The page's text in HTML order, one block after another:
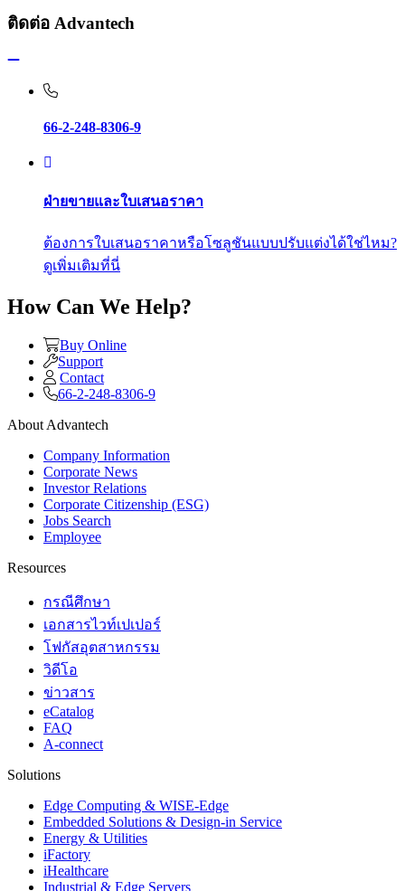
ติดต่อ Advantech
66-2-248-8306-9
ฝ่ายขายและใบเสนอราคา
ต้องการใบเสนอราคาหรือโซลูชันแบบปรับแต่งได้ใช่ไหม?
ดูเพิ่มเติมที่นี่
How Can We Help?
Buy Online
Support
Contact
66-2-248-8306-9
About Advantech
Company Information
Corporate News
Investor Relations
Corporate Citizenship (ESG)
Jobs Search
Employee
Resources
กรณีศึกษา
เอกสารไวท์เปเปอร์
โฟกัสอุตสาหกรรม
วิดีโอ
ข่าวสาร
eCatalog
FAQ
A-connect
Solutions
Edge Computing & WISE-Edge
Embedded Solutions & Design-in Service
Energy & Utilities
iFactory
iHealthcare
Industrial & Edge Servers